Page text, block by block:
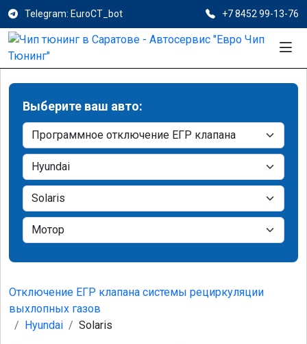
Telegram: EuroCT_bot +7 8452 99-13-76
Выберите ваш авто:
Отключение ЕГР клапана системы рециркуляции
выхлопных газов
Hyundai
Solaris